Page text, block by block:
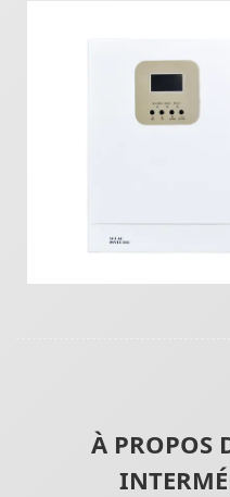
À PROPOS